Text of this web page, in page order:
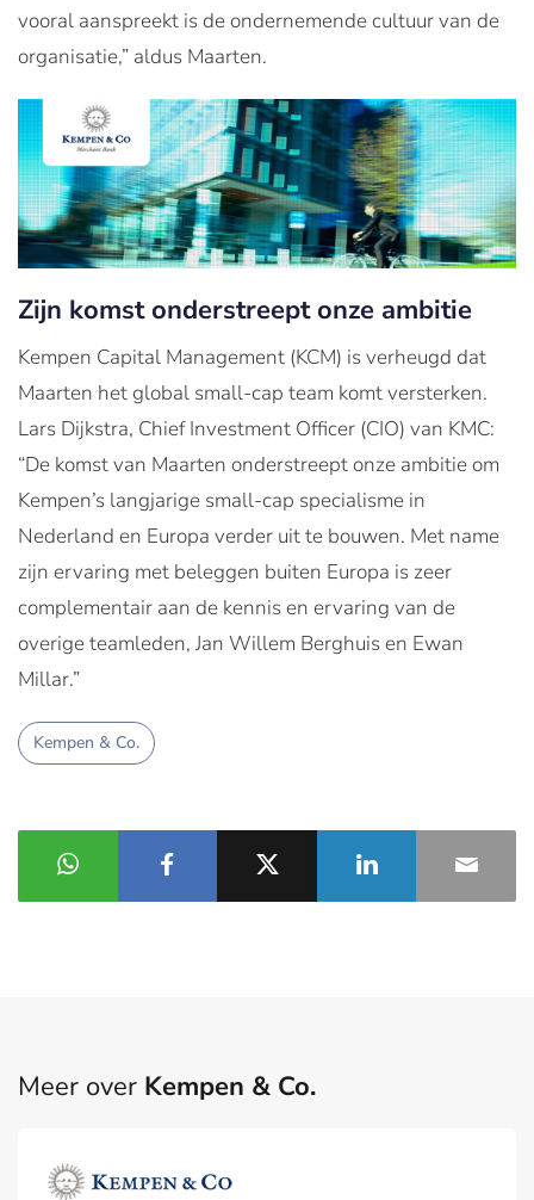
vooral aanspreekt is de ondernemende cultuur van de
organisatie,” aldus Maarten.
Zijn komst onderstreept onze ambitie
Kempen Capital Management (KCM) is verheugd dat
Maarten het global small-cap team komt versterken.
Lars Dijkstra, Chief Investment Officer (CIO) van KMC:
“De komst van Maarten onderstreept onze ambitie om
Kempen’s langjarige small-cap specialisme in
Nederland en Europa verder uit te bouwen. Met name
zijn ervaring met beleggen buiten Europa is zeer
complementair aan de kennis en ervaring van de
overige teamleden, Jan Willem Berghuis en Ewan
Millar.”
Kempen & Co.
Meer over Kempen & Co.